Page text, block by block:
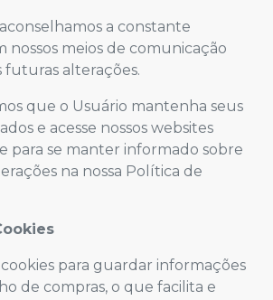
a constante
nossos meios de comunicação
futuras alterações.
que o Usuário mantenha seus
e acesse nossos websites
para se manter informado sobre
na nossa Política de
para guardar informações
de compras, o que facilita e